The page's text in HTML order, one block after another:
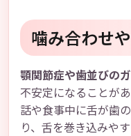
噛み合わせ
顎関節症や歯並びの
不安定になることが
話や食事中に舌が歯
り、舌を巻き込みや